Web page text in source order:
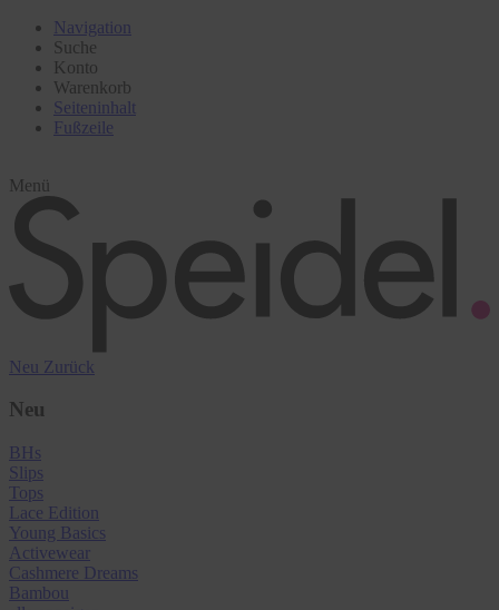
Navigation
Suche
Konto
Warenkorb
Seiteninhalt
Fußzeile
Menü
Neu Zurück
Neu
BHs
Slips
Tops
Lace Edition
Young Basics
Activewear
Cashmere Dreams
Bambou